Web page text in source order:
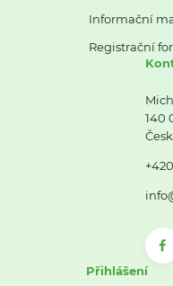
Informační
Registrační
140
Přihlášení